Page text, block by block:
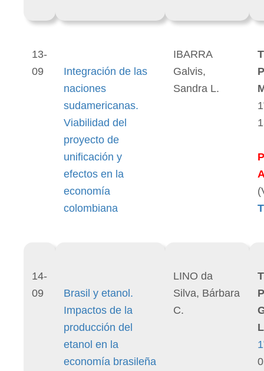
13-
09
Integración de las
naciones
sudamericanas.
Viabilidad del
proyecto de
unificación y
efectos en la
economía
colombiana
IBARRA
Galvis,
Sandra L.
1
14-
09
Brasil y etanol.
Impactos de la
producción del
etanol en la
economía brasileña
LINO da
Silva, Bárbara
C.
1